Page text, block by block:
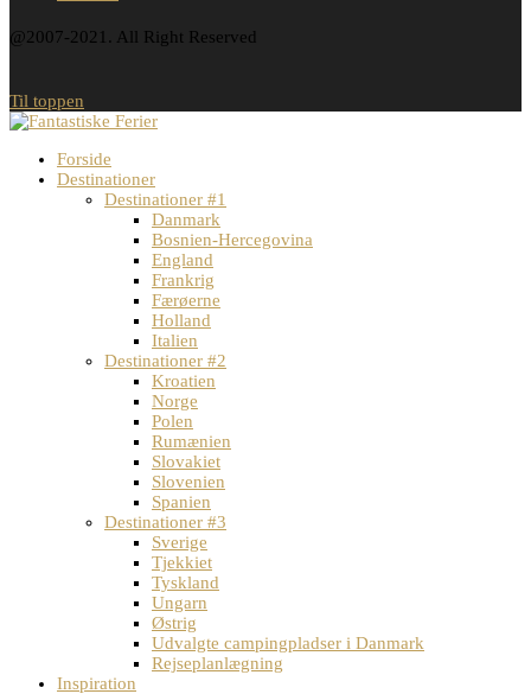
@2007-2021. All Right Reserved
Til toppen
Forside
Destinationer
Destinationer #1
Danmark
Bosnien-Hercegovina
England
Frankrig
Færøerne
Holland
Italien
Destinationer #2
Kroatien
Norge
Polen
Rumænien
Slovakiet
Slovenien
Spanien
Destinationer #3
Sverige
Tjekkiet
Tyskland
Ungarn
Østrig
Udvalgte campingpladser i Danmark
Rejseplanlægning
Inspiration